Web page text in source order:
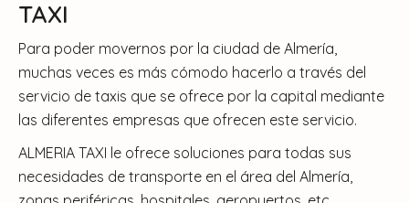
TAXI
Para poder movernos por la ciudad de Almería,
muchas veces es más cómodo hacerlo a través del
servicio de taxis que se ofrece por la capital mediante
las diferentes empresas que ofrecen este servicio.
ALMERIA TAXI le ofrece soluciones para todas sus
necesidades de transporte en el área del Almería,